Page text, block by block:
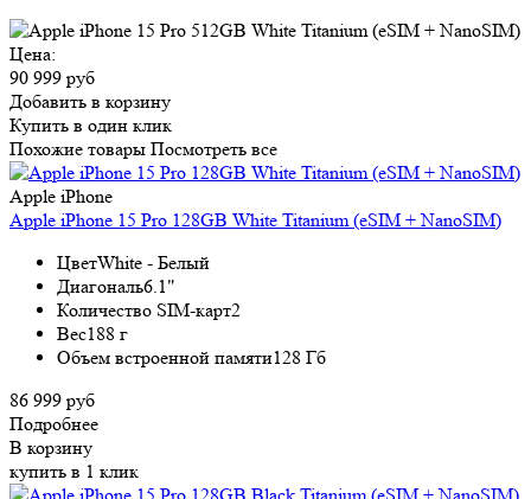
Цена:
90 999 руб
Добавить в корзину
Купить в один клик
Похожие товары Посмотреть все
Apple iPhone
Apple iPhone 15 Pro 128GB White Titanium (eSIM + NanoSIM)
ЦветWhite - Белый
Диагональ6.1"
Количество SIM-карт2
Вес188 г
Объем встроенной памяти128 Гб
86 999 руб
Подробнее
В корзину
купить в 1 клик